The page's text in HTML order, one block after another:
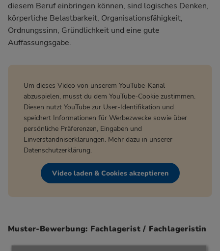
diesem Beruf einbringen können, sind logisches Denken,
körperliche Belastbarkeit, Organisationsfähigkeit,
Ordnungssinn, Gründlichkeit und eine gute
Auffassungsgabe.
Um dieses Video von unserem YouTube-Kanal
abzuspielen, musst du dem YouTube-Cookie zustimmen.
Diesen nutzt YouTube zur User-Identifikation und
speichert Informationen für Werbezwecke sowie über
persönliche Präferenzen, Eingaben und
Einverständniserklärungen. Mehr dazu in unserer
Datenschutzerklärung.
Video laden & Cookies akzeptieren
Muster-Bewerbung: Fachlagerist / Fachlageristin